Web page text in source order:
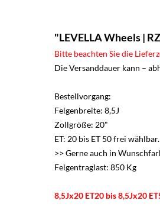
"LEVELLA Wheels |
Bitte beachten Sie die
Die Versanddauer kann –
Bestellvorgang:
Felgenbreite: 8,5J
Zollgröße: 20"
ET: 20 bis ET 50 frei wählbar.
>> Gerne auch in
Felgentraglast: 850 Kg
8,5Jx20 ET20 bis 8,5Jx20